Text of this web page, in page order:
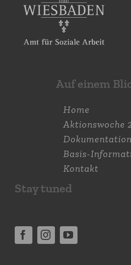
Auf einem
Home
Aktions­woche
Basis-
Kontakt
Stay tuned